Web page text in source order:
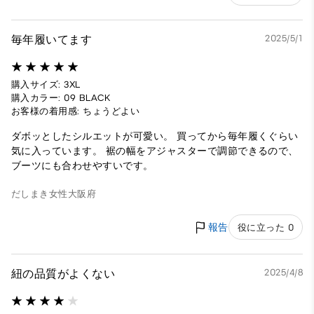
毎年履いてます 2025/5/1
購入サイズ: 3XL
購入カラー: 09 BLACK
お客様の着用感: ちょうどよい
ダボッとしたシルエットが可愛い。 買ってから毎年履くぐらい
気に入っています。 裾の幅をアジャスターで調節できるので、
ブーツにも合わせやすいです。
だしまき 女性 大阪府
報告 役に立った 0
紐の品質がよくない 2025/4/8